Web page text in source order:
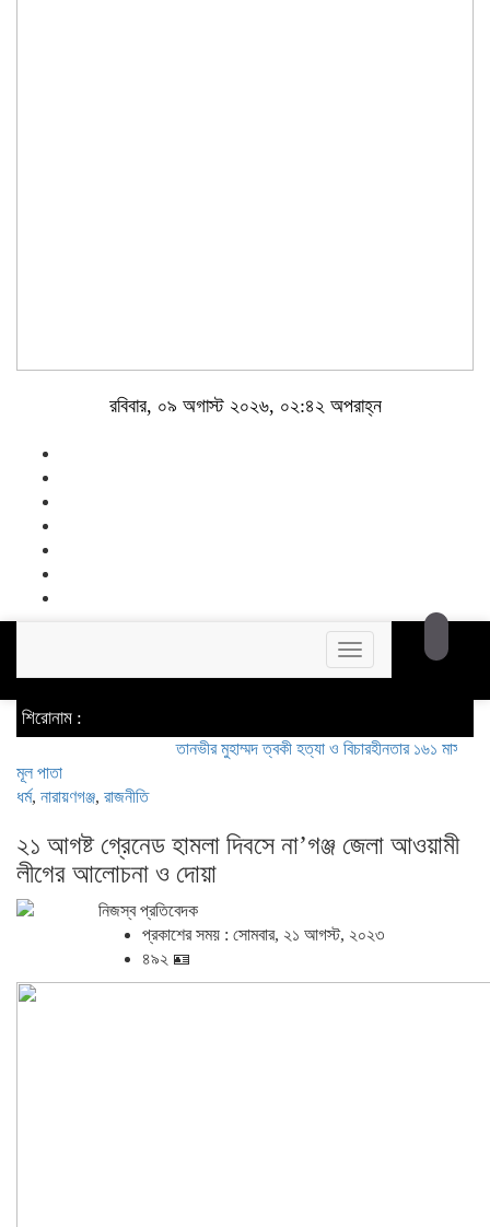
রবিবার, ০৯ অগাস্ট ২০২৬, ০২:৪২ অপরাহ্ন
Toggle
navigation
শিরোনাম :
তানভীর মুহাম্মদ ত্বকী হত্যা ও বিচারহীনতার ১৬১ মাস উপলক্ষে
মূল পাতা
ধর্ম, নারায়ণগঞ্জ, রাজনীতি
২১ আগষ্ট গ্রেনেড হামলা দিবসে না’গঞ্জ জেলা আওয়ামী
লীগের আলোচনা ও দোয়া
নিজস্ব প্রতিবেদক
প্রকাশের সময় : সোমবার, ২১ আগস্ট, ২০২৩
৪৯২ 🪪